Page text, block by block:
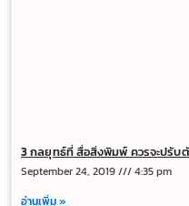
3 กลยุทธ์ที่ สื่อสิ่งพิมพ์ ควรจะปรับ
September 24, 2019
4:35 pm
อ่านเพิ่ม »